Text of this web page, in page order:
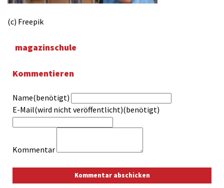
(c) Freepik
magazinschule
Kommentieren
Name(benötigt)
E-Mail(wird nicht veröffentlicht)(benötigt)
Kommentar